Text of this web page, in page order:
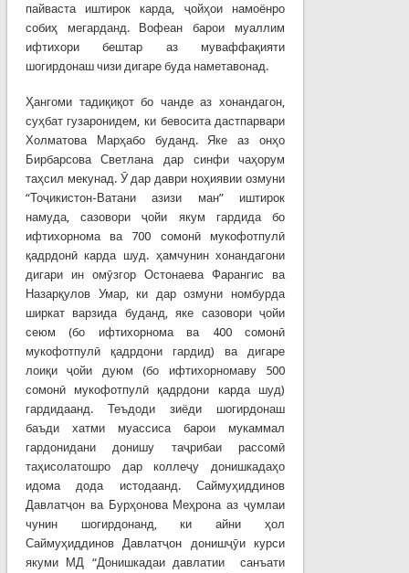
пайваста иштирок карда, ҷойҳои намоёнро
собиҳ мегарданд. Вофеан барои муаллим
ифтихори бештар аз муваффақияти
шогирдонаш чизи дигаре буда наметавонад.
Ҳангоми тадиқиқот бо чанде аз хонандагон,
суҳбат гузаронидем, ки бевосита дастпарвари
Холматова Марҳабо буданд. Яке аз онҳо
Бирбарсова Светлана дар синфи чаҳорум
таҳсил мекунад. Ӯ дар даври ноҳиявии озмуни
“Тоҷикистон-Ватани азизи ман” иштирок
намуда, сазовори ҷойи якум гардида бо
ифтихорнома ва 700 сомонӣ мукофотпулӣ
қадрдонӣ карда шуд. ҳамчунин хонандагони
дигари ин омӯзгор Остонаева Фарангис ва
Назарқулов Умар, ки дар озмуни номбурда
ширкат варзида буданд, яке сазовори ҷойи
сеюм (бо ифтихорнома ва 400 сомонӣ
мукофотпулӣ қадрдони гардид) ва дигаре
лоиқи ҷойи дуюм (бо ифтихорномаву 500
сомонӣ мукофотпулӣ қадрдони карда шуд)
гардидаанд. Теъдоди зиёди шогирдонаш
баъди хатми муассиса барои мукаммал
гардонидани донишу таҷрибаи рассомӣ
таҳисолатошро дар коллеҷу донишкадаҳо
идома дода истодаанд. Саймуҳиддинов
Давлатҷон ва Бурҳонова Меҳрона аз ҷумлаи
чунин шогирдонанд, ки айни ҳол
Саймуҳиддинов Давлатҷон донишҷӯи курси
якуми МД “Донишкадаи давлатии санъати